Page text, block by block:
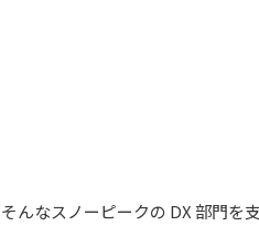
そんなスノーピークの DX 部門を